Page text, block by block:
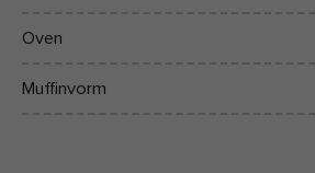
Oven
Muffinvorm